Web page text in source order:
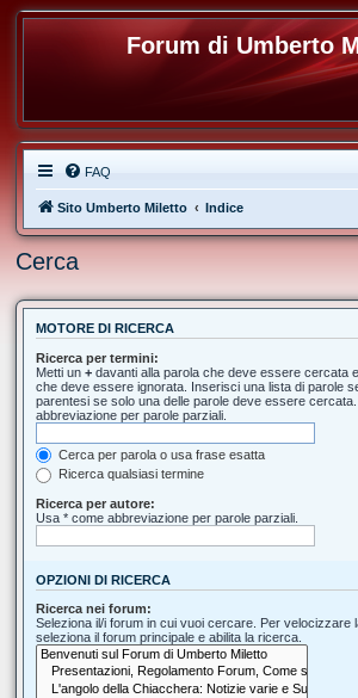
Forum di Umberto
FAQ
Sito Umberto Miletto Indice
Cerca
MOTORE DI RICERCA
Ricerca per termini:
Metti un + davanti alla parola che deve essere cercata
che deve essere ignorata. Inserisci una lista di parole
parentesi se solo una delle parole deve essere
abbreviazione per parole parziali.
Cerca per parola o usa frase esatta
Ricerca qualsiasi termine
Ricerca per autore:
Usa * come abbreviazione per parole parziali.
OPZIONI DI RICERCA
Ricerca nei forum:
Seleziona il/i forum in cui vuoi cercare. Per velocizzare
seleziona il forum principale e abilita la ricerca.